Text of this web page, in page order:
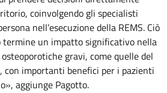
coinvolgendo gli specialisti
nell’esecuzione della REMS. Ciò
termine un impatto significativo nella
gravi, come quelle del
con importanti benefici per i pazienti
aggiunge Pagotto.